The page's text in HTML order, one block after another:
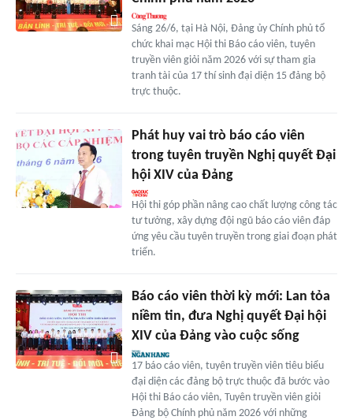
Sáng 26/6, tại Hà Nội, Đảng ủy Chính phủ tổ
chức khai mạc Hội thi Báo cáo viên, tuyên
truyền viên giỏi năm 2026 với sự tham gia
tranh tài của 17 thí sinh đại diện 15 đảng bộ
trực thuộc.
Phát huy vai trò báo cáo viên
trong tuyên truyền Nghị quyết Đại
hội XIV của Đảng
Hội thi góp phần nâng cao chất lượng công tác
tư tưởng, xây dựng đội ngũ báo cáo viên đáp
ứng yêu cầu tuyên truyền trong giai đoạn phát
triển.
Báo cáo viên thời kỳ mới: Lan tỏa
niềm tin, đưa Nghị quyết Đại hội
XIV của Đảng vào cuộc sống
17 báo cáo viên, tuyên truyền viên tiêu biểu
đại diện các đảng bộ trực thuộc đã bước vào
Hội thi Báo cáo viên, Tuyên truyền viên giỏi
Đảng bộ Chính phủ năm 2026 với những